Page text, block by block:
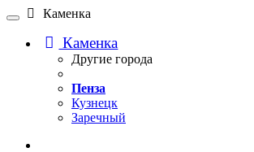
Каменка
Каменка
Другие города
Пенза
Кузнецк
Заречный